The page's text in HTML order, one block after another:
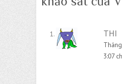
THI
3:07